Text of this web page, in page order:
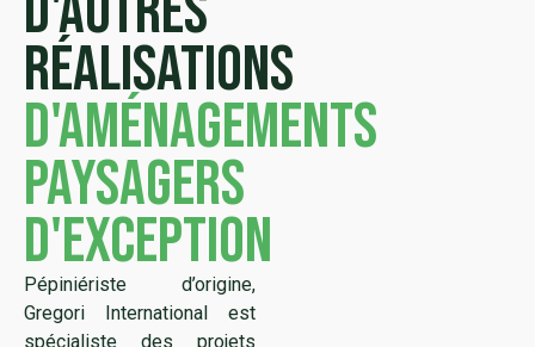
réalisations
d'aménagements
paysagers
d'exception
Pépiniériste d’origine,
Gregori International est
spécialiste des projets